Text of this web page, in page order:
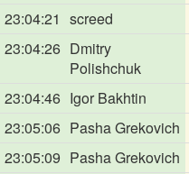
23:04:21 screed
23:04:26 Dmitry
Polishchuk
23:04:46 Igor Bakhtin
23:05:06 Pasha Grekovich
23:05:09 Pasha Grekovich